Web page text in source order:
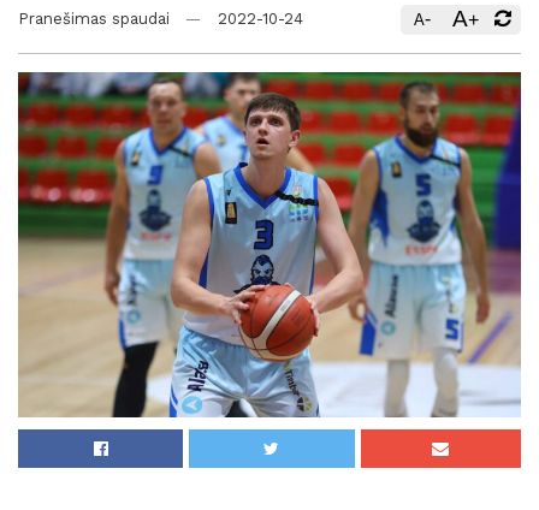
Pranešimas spaudai 2022-10-24 A- A+